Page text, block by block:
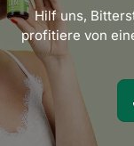
Hilf uns,
profitiere von